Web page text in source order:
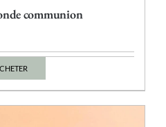
communion
Ce